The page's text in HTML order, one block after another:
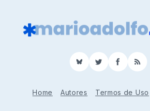
BlueSkyTwitterFacebook
RSS
Home Autores Termos de Uso